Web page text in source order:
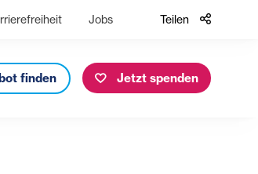
Jobs Teilen
finden Jetzt spenden